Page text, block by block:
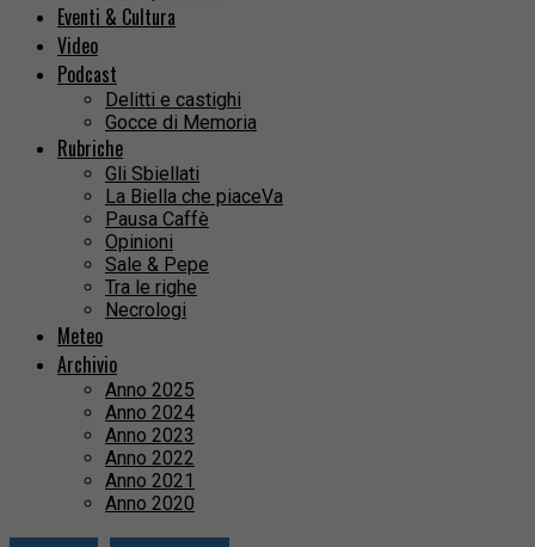
Eventi & Cultura
Video
Podcast
Delitti e castighi
Gocce di Memoria
Rubriche
Gli Sbiellati
La Biella che piaceVa
Pausa Caffè
Opinioni
Sale & Pepe
Tra le righe
Necrologi
Meteo
Archivio
Anno 2025
Anno 2024
Anno 2023
Anno 2022
Anno 2021
Anno 2020